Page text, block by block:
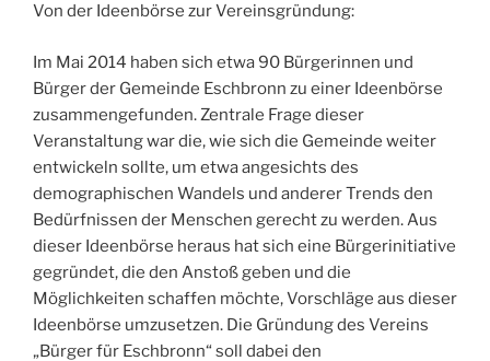
Von der Ideenbörse zur Vereinsgründung:
Im Mai 2014 haben sich etwa 90 Bürgerinnen und
Bürger der Gemeinde Eschbronn zu einer Ideenbörse
zusammengefunden. Zentrale Frage dieser
Veranstaltung war die, wie sich die Gemeinde weiter
entwickeln sollte, um etwa angesichts des
demographischen Wandels und anderer Trends den
Bedürfnissen der Menschen gerecht zu werden. Aus
dieser Ideenbörse heraus hat sich eine Bürgerinitiative
gegründet, die den Anstoß geben und die
Möglichkeiten schaffen möchte, Vorschläge aus dieser
Ideenbörse umzusetzen. Die Gründung des Vereins
„Bürger für Eschbronn“ soll dabei den